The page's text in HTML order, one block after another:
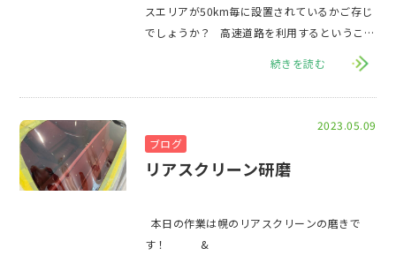
スエリアが50km毎に設置されているかご存じ
でしょうか？ 高速道路を利用するということ
続きを読む
2023.05.09
ブログ
リアスクリーン研磨
す！ &